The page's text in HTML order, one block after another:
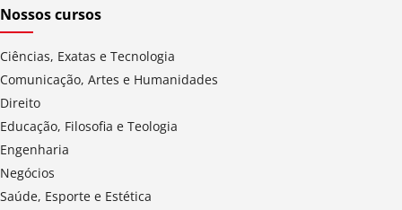
Nossos cursos
Ciências, Exatas e Tecnologia
Comunicação, Artes e Humanidades
Direito
Educação, Filosofia e Teologia
Engenharia
Negócios
Saúde, Esporte e Estética